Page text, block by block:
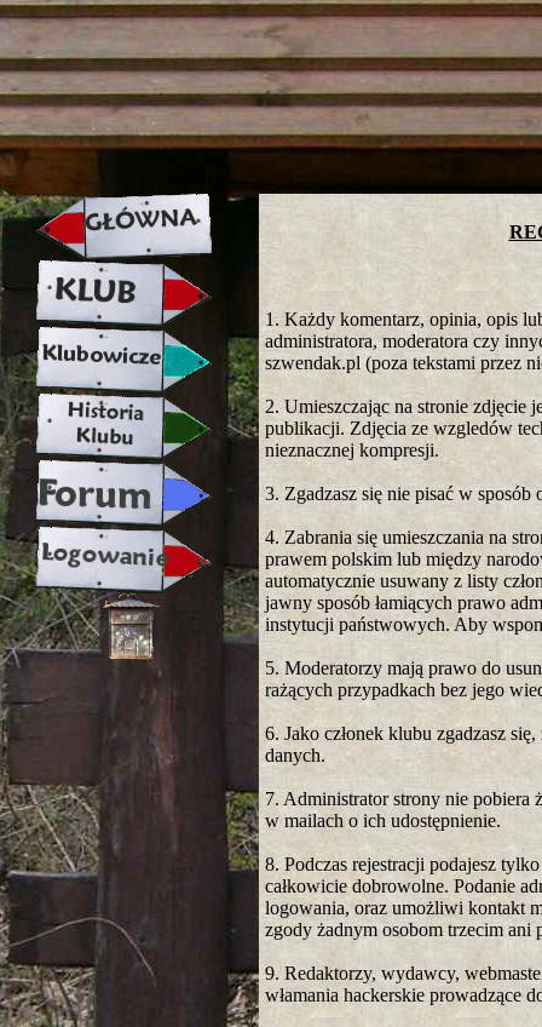
strona w naprawie zapraszamy
1. Każdy komentarz, opinia, opis
administratora, moderatora czy
szwendak.pl (poza tekstami przez
2. Umieszczając na stronie zdjęcie
publikacji. Zdjęcia ze wzgledów
nieznacznej kompresji.
3. Zgadzasz się nie pisać w
4. Zabrania się umieszczania na
prawem polskim lub między
automatycznie usuwany z listy
jawny sposób łamiących prawo
instytucji państwowych. Aby
5. Moderatorzy mają prawo do
rażących przypadkach bez jego
6. Jako członek klubu zgadzasz
danych.
7. Administrator strony nie pobiera
w mailach o ich udostępnienie.
8. Podczas rejestracji podajesz
całkowicie dobrowolne. Podanie
logowania, oraz umożliwi kontakt
zgody żadnym osobom trzecim ani
9. Redaktorzy, wydawcy,
włamania hackerskie prowadzące